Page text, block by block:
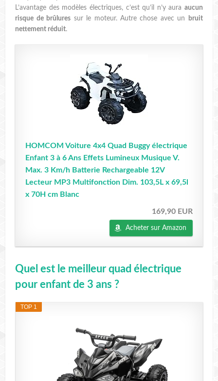
L’avantage des modèles électriques, c’est qu’il n’y aura aucun
risque de brûlures sur le moteur. Autre chose avec un
bruit
nettement réduit.
HOMCOM Voiture 4x4 Quad Buggy électrique
Enfant 3 à 6 Ans Effets Lumineux Musique V.
Max. 3 Km/h Batterie Rechargeable 12V
Lecteur MP3 Multifonction Dim. 103,5L x 69,5l
x 70H cm Blanc
169,90 EUR
Acheter sur Amazon
Quel est le meilleur quad électrique
pour enfant de 3 ans ?
TOP 1